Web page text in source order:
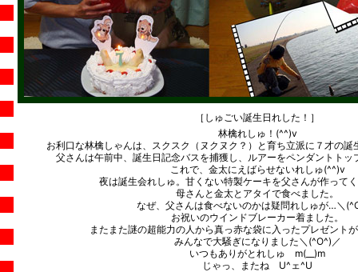
［しゅごい誕生日れした！］
林檎れしゅ！(^^)v
お利口な林檎しゃんは、スクスク（ヌクヌク？）と育ち立派に７才の誕
父さんは午前中、誕生日記念バスを捕獲し、ルアーをペンダントトッ
これで、金太にえばらせないれしゅ(^^)v
夜は誕生会れしゅ。甘くない特製ケーキを父さんが作って
母さんと金太とアタイで食べました。
なぜ、父さんは食べないのかは疑問れしゅが…＼
お祝いのウインドブレーカー着ました。
またまた謎の超能力の人から真っ赤な袋に入ったプレゼント
みんなで大騒ぎになりました＼(^O^)／
いつもありがとれしゅ m(__)m
じゃっ、またね U^ェ^U